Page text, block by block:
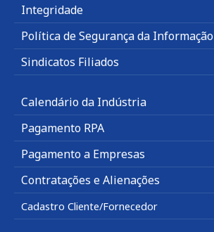
Integridade
Política de Segurança da Informação
Sindicatos Filiados
Calendário da Indústria
Pagamento RPA
Pagamento a Empresas
Contratações e Alienações
Cadastro Cliente/Fornecedor